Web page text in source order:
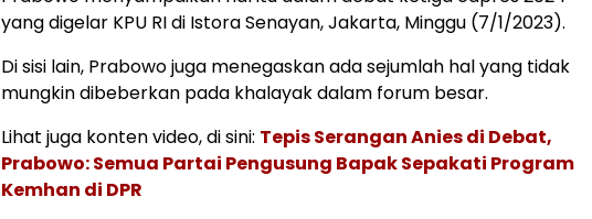
yang digelar KPU RI di Istora Senayan, Jakarta, Minggu (7/1/2023).
Di sisi lain, Prabowo juga menegaskan ada sejumlah hal yang tidak
mungkin dibeberkan pada khalayak dalam forum besar.
Lihat juga konten video, di sini: Tepis Serangan Anies di Debat,
Prabowo: Semua Partai Pengusung Bapak Sepakati Program
Kemhan di DPR